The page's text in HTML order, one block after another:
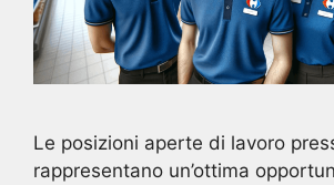
Le posizioni aperte di lavoro
rappresentano un’ottima